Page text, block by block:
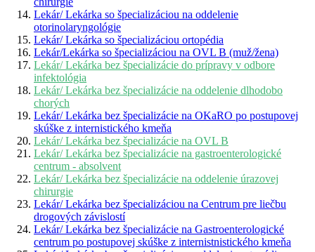
Lekár/ Lekárka so špecializáciou na oddelenie
otorinolaryngológie
Lekár/ Lekárka so špecializáciou ortopédia
Lekár/Lekárka so špecializáciou na OVL B (muž/žena)
Lekár/ Lekárka bez špecializácie do prípravy v odbore
infektológia
Lekár/ Lekárka bez špecializácie na oddelenie dlhodobo
chorých
Lekár/ Lekárka bez špecializácie na OKaRO po postupovej
skúške z internistického kmeňa
Lekár/ Lekárka bez špecializácie na OVL B
Lekár/ Lekárka bez špecializácie na gastroenterologické
centrum - absolvent
Lekár/ Lekárka bez špecializácie na oddelenie úrazovej
chirurgie
Lekár/ Lekárka bez špecializáciou na Centrum pre liečbu
drogových závislostí
Lekár/ Lekárka bez špecializácie na Gastroenterologické
centrum po postupovej skúške z internistnistického kmeňa